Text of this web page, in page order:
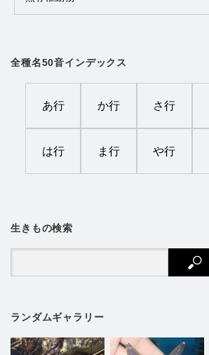
全種名50音インデックス
あ行 か行 さ行
は行 ま行 や行
生きもの検索
ランダムギャラリー